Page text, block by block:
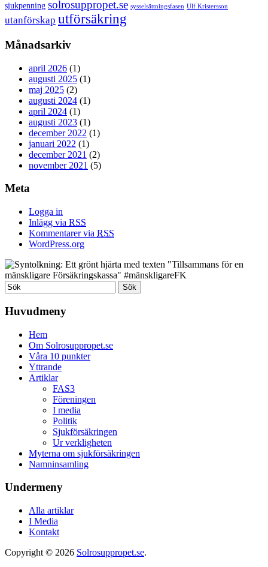
sjukpenning solrosuppropet.se sysselsättningsfasen Ulf Kristersson
utanförskap utförsäkring
Månadsarkiv
april 2026 (1)
augusti 2025 (1)
maj 2025 (2)
augusti 2024 (1)
april 2024 (1)
augusti 2023 (1)
december 2022 (1)
januari 2022 (1)
december 2021 (2)
november 2021 (5)
Meta
Logga in
Inlägg via RSS
Kommentarer via RSS
WordPress.org
Huvudmeny
Hem
Om Solrosuppropet.se
Våra 10 punkter
Yttrande
Artiklar
FAS3
Föreningen
I media
Politik
Sjukförsäkringen
Ur verkligheten
Myterna om sjukförsäkringen
Namninsamling
Undermeny
Alla artiklar
I Media
Kontakt
Copyright © 2026 Solrosuppropet.se.